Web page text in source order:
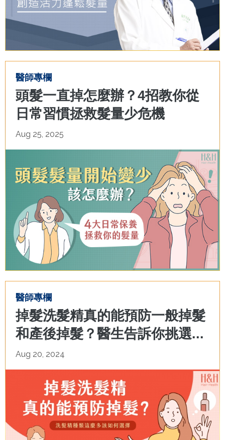
醫師專欄
頭髮一直掉怎麼辦？4招教你從
日常習慣拯救髮量少危機
Aug 25, 2025
醫師專欄
掉髮洗髮精真的能預防一般掉髮
和產後掉髮？醫生告訴你挑選...
Aug 20, 2024